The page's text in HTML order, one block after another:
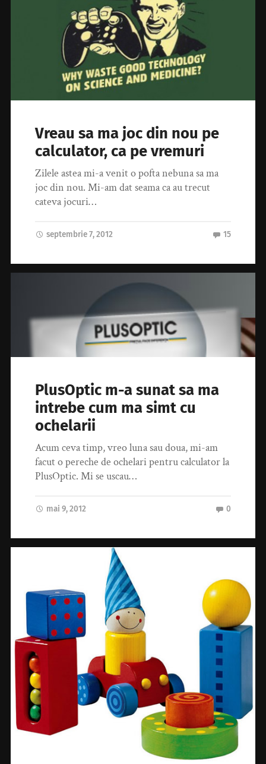
Vreau sa ma joc din nou pe
calculator, ca pe vremuri
Zilele astea mi-a venit o pofta nebuna sa ma
joc din nou. Mi-am dat seama ca au trecut
cateva jocuri…
septembrie 7, 2012 15
PlusOptic m-a sunat sa ma
intrebe cum ma simt cu
ochelarii
Acum ceva timp, vreo luna sau doua, mi-am
facut o pereche de ochelari pentru calculator la
PlusOptic. Mi se uscau…
mai 9, 2012 0